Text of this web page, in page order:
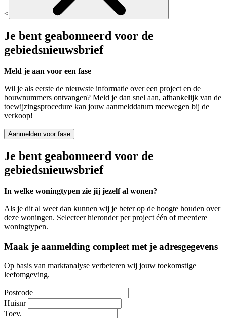
<
Je bent geabonneerd voor de
gebiedsnieuwsbrief
Meld je aan voor een fase
Wil je als eerste de nieuwste informatie over een project en de
bouwnummers ontvangen? Meld je dan snel aan, afhankelijk van de
toewijzingsprocedure kan jouw aanmelddatum meewegen bij de
verkoop!
Aanmelden voor fase
Je bent geabonneerd voor de
gebiedsnieuwsbrief
In welke woningtypen zie jij jezelf al wonen?
Als je dit al weet dan kunnen wij je beter op de hoogte houden over
deze woningen. Selecteer hieronder per project één of meerdere
woningtypen.
Maak je aanmelding compleet met je adresgegevens
Op basis van marktanalyse verbeteren wij jouw toekomstige
leefomgeving.
Postcode
Huisnr
Toev.